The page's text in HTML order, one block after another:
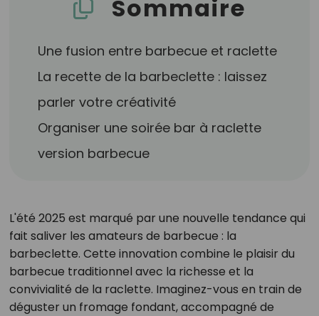
Sommaire
Une fusion entre barbecue et raclette
La recette de la barbeclette : laissez
parler votre créativité
Organiser une soirée bar à raclette
version barbecue
L'été 2025 est marqué par une nouvelle tendance qui
fait saliver les amateurs de barbecue : la
barbeclette. Cette innovation combine le plaisir du
barbecue traditionnel avec la richesse et la
convivialité de la raclette. Imaginez-vous en train de
déguster un fromage fondant, accompagné de